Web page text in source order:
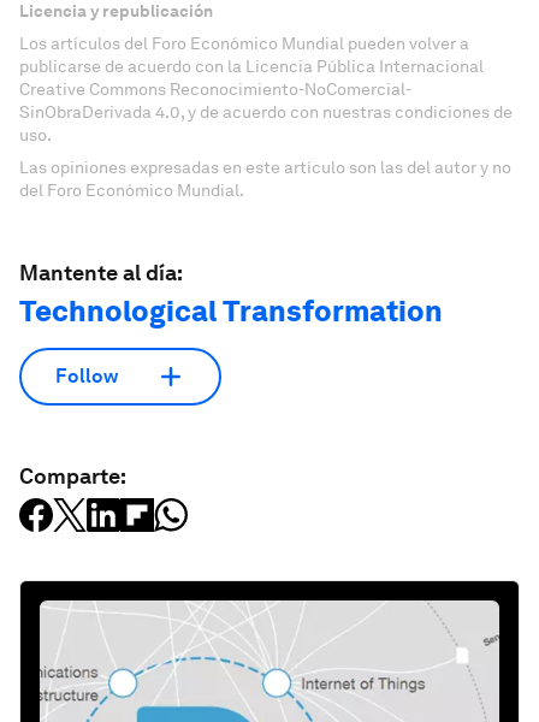
Licencia y republicación
Los artículos del Foro Económico Mundial pueden volver a
publicarse de acuerdo con la Licencia Pública Internacional
Creative Commons Reconocimiento-NoComercial-
SinObraDerivada 4.0, y de acuerdo con nuestras condiciones de
uso.
Las opiniones expresadas en este artículo son las del autor y no
del Foro Económico Mundial.
Mantente al día:
Technological Transformation
Follow
Comparte: